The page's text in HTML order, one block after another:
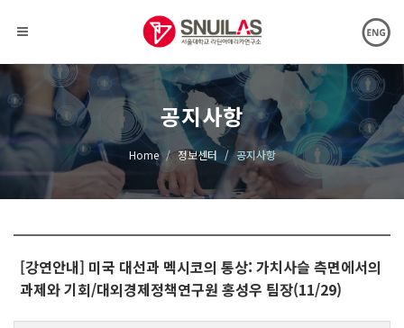
공지사항
Home 정보센터 공지사항
[강연안내] 미국 대선과 멕시코의 통상: 가치사슬 측면에서의
과제와 기회/대외경제정책연구원 홍성우 팀장(11/29)